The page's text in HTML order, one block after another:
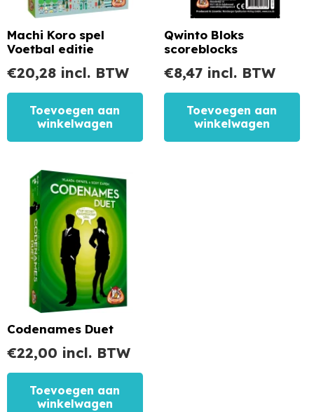
Machi Koro spel
Voetbal editie
€20,28 incl. BTW
Toevoegen aan
winkelwagen
Qwinto Bloks
scoreblocks
€8,47 incl. BTW
Toevoegen aan
winkelwagen
Codenames Duet
€22,00 incl. BTW
Toevoegen aan
winkelwagen